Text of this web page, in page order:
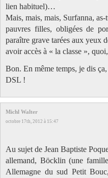
lien habituel)…
Mais, mais, mais, Surfanna, as-
pauvres filles, obligées de
paraître grave tarées aux yeux
avoir accès à « la classe »,
Bon. En même temps, je dis
DSL !
Michl Walter
octobre 17th, 2012 à 15:47
Au sujet de Jean Baptiste
allemand, Böcklin (une
Allemagne du sud Petit